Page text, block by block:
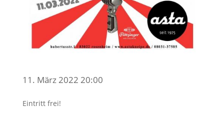
11. März 2022 20:00
Eintritt frei!